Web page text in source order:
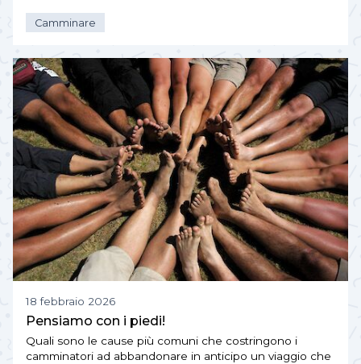
Camminare
18 febbraio 2026
Pensiamo con i piedi!
Quali sono le cause più comuni che costringono i
camminatori ad abbandonare in anticipo un viaggio che